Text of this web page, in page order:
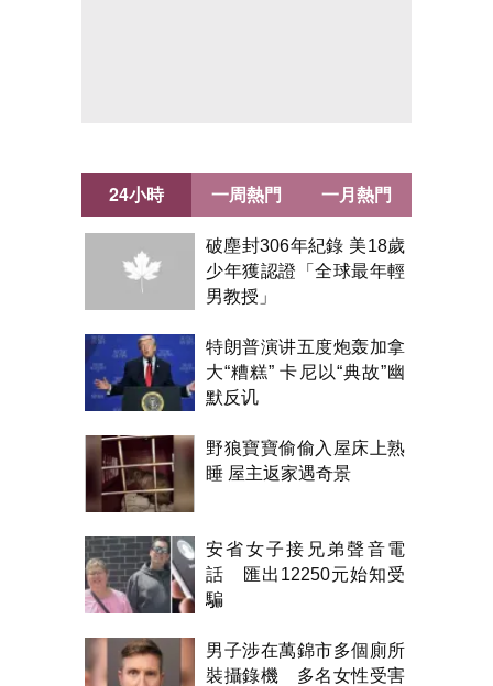
24小時
破塵封306年紀錄 美18歲
少年獲認證「全球最年輕
男教授」
特朗普演讲五度炮轰加拿
大“糟糕” 卡尼以“典故”幽
默反讥
野狼寶寶偷偷入屋床上熟
睡 屋主返家遇奇景
安省女子接兄弟聲音電
話 匯出12250元始知受
騙
男子涉在萬錦市多個廁所
裝攝錄機 多名女性受害
一周熱門 一月熱門